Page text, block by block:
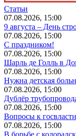
Статьи
07.08.2026, 15:00
9 августа – День
07.08.2026, 15:00
С праздником!
07.08.2026, 15:00
Шарль де Голль в
07.08.2026, 15:00
Нужна детская
07.08.2026, 15:00
Дублёр
07.08.2026, 15:00
Вопросы к госвласти
07.08.2026, 15:00
В борьбе с